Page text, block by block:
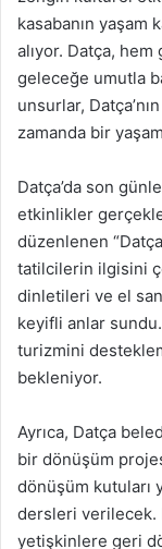
kasabanın yaşam
alıyor. Datça,
geleceğe umutla
unsurlar,
zamanda bir
Datça’da son
etkinlikler
düzenlenen
tatilcilerin ilgisini
dinletileri ve el
keyifli anlar
turizmini
bekleniyor.
Ayrıca, Datça
bir dönüşüm
dönüşüm
dersleri verilecek.
yetişkinlere geri